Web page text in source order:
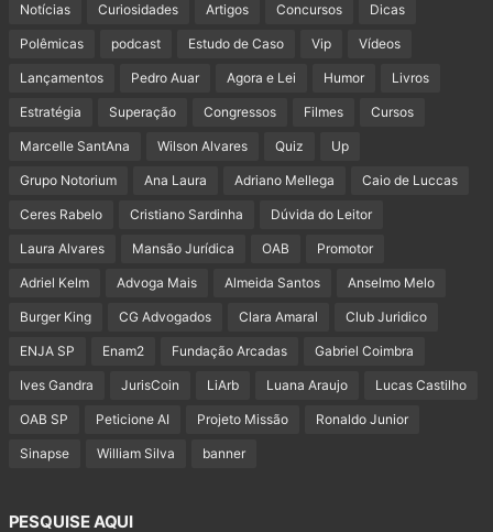
Notícias Curiosidades Artigos Concursos Dicas
Polêmicas podcast Estudo de Caso Vip Vídeos
Lançamentos Pedro Auar Agora e Lei Humor Livros
Estratégia Superação Congressos Filmes Cursos
Marcelle SantAna Wilson Alvares Quiz Up
Grupo Notorium Ana Laura Adriano Mellega Caio de Luccas
Ceres Rabelo Cristiano Sardinha Dúvida do Leitor
Laura Alvares Mansão Jurídica OAB Promotor
Adriel Kelm Advoga Mais Almeida Santos Anselmo Melo
Burger King CG Advogados Clara Amaral Club Juridico
ENJA SP Enam2 Fundação Arcadas Gabriel Coimbra
Ives Gandra JurisCoin LiArb Luana Araujo Lucas Castilho
OAB SP Peticione AI Projeto Missão Ronaldo Junior
Sinapse William Silva banner
PESQUISE AQUI